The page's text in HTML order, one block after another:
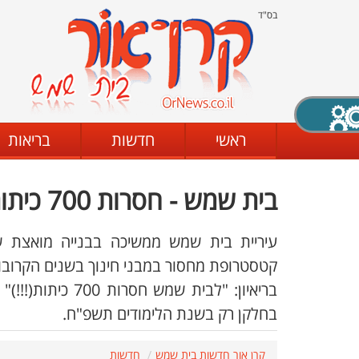
בס"ד
ראשי חדשות בריאות
בית שמש - חסרות 700 כיתות, בונים רק כ-230!!!!
עיריית בית שמש ממשיכה בבנייה מואצת
קטסטרופת מחסור במבני חינוך בשנים
בחלקן רק בשנת הלימודים תשפ"ח.
קרן אור חדשות בית שמש חדשות
X סגירה
מצב שחור - לבן קביעת ניגודיות
גופן קריא הגדלת האתר